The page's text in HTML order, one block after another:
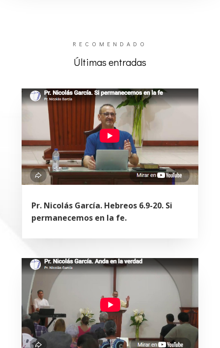
RECOMENDADO
Últimas entradas
Pr. Nicolás García. Hebreos 6.9-20. Si
permanecemos en la fe.